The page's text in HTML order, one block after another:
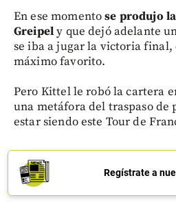
En ese momentose produjo
Greipely que dejó adelante
se iba a jugar la victoria final,
máximo favorito.
Pero Kittel le robó la cartera
una metáfora del traspaso de
estar siendo este Tour de
Regístrate a